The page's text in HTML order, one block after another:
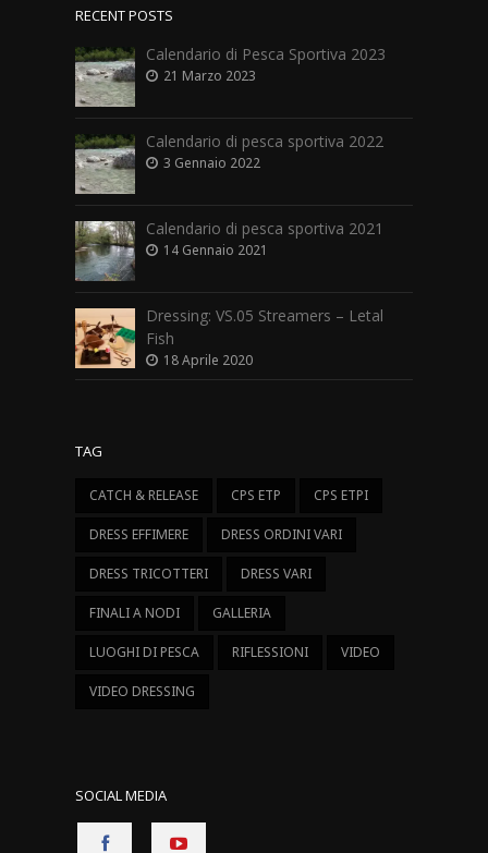
RECENT POSTS
Calendario di Pesca Sportiva 2023
21 Marzo 2023
Calendario di pesca sportiva 2022
3 Gennaio 2022
Calendario di pesca sportiva 2021
14 Gennaio 2021
Dressing: VS.05 Streamers – Letal
Fish
18 Aprile 2020
TAG
CATCH & RELEASE CPS ETP CPS ETPI
DRESS EFFIMERE DRESS ORDINI VARI
DRESS TRICOTTERI DRESS VARI
FINALI A NODI GALLERIA
LUOGHI DI PESCA RIFLESSIONI VIDEO
VIDEO DRESSING
SOCIAL MEDIA